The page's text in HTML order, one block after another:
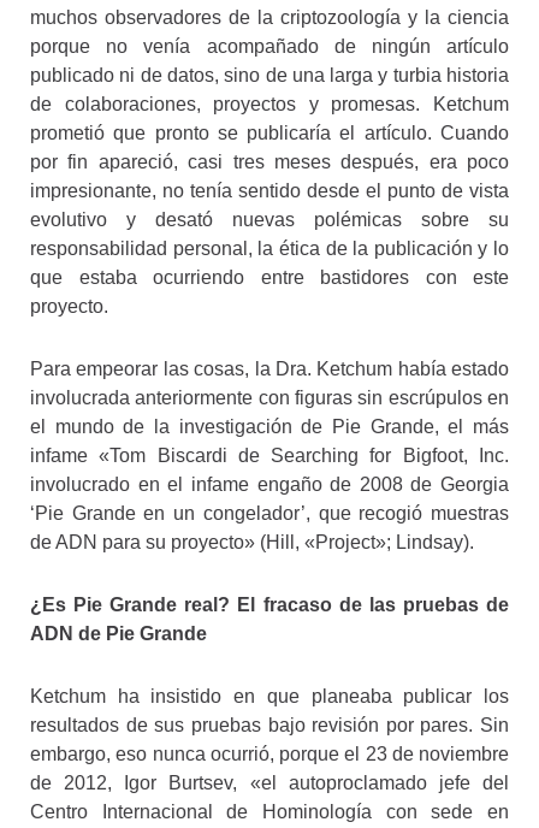
muchos observadores de la criptozoología y la ciencia
porque no venía acompañado de ningún artículo
publicado ni de datos, sino de una larga y turbia historia
de colaboraciones, proyectos y promesas. Ketchum
prometió que pronto se publicaría el artículo. Cuando
por fin apareció, casi tres meses después, era poco
impresionante, no tenía sentido desde el punto de vista
evolutivo y desató nuevas polémicas sobre su
responsabilidad personal, la ética de la publicación y lo
que estaba ocurriendo entre bastidores con este
proyecto.
Para empeorar las cosas, la Dra. Ketchum había estado
involucrada anteriormente con figuras sin escrúpulos en
el mundo de la investigación de Pie Grande, el más
infame «Tom Biscardi de Searching for Bigfoot, Inc.
involucrado en el infame engaño de 2008 de Georgia
‘Pie Grande en un congelador’, que recogió muestras
de ADN para su proyecto» (Hill, «Project»; Lindsay).
¿Es Pie Grande real? El fracaso de las pruebas de
ADN de Pie Grande
Ketchum ha insistido en que planeaba publicar los
resultados de sus pruebas bajo revisión por pares. Sin
embargo, eso nunca ocurrió, porque el 23 de noviembre
de 2012, Igor Burtsev, «el autoproclamado jefe del
Centro Internacional de Hominología con sede en